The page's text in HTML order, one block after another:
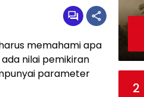
memahami apa
nilai pemikiran
parameter
2